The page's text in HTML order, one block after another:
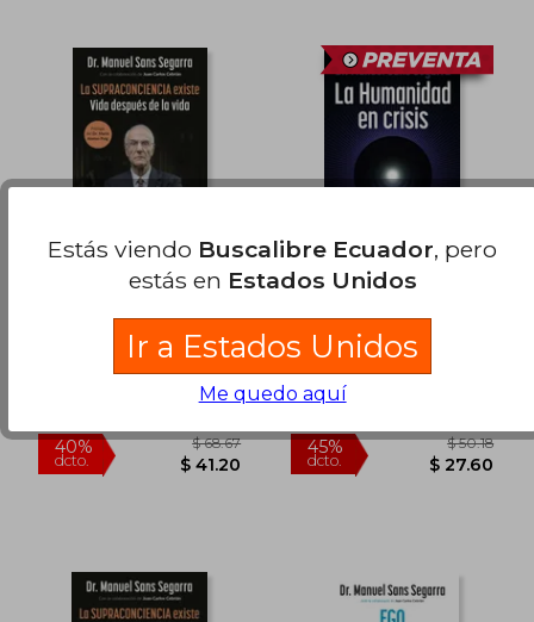
$ 64.10
$ 38.46
45%
dcto.
La Supraconciencia
Dr. Manuel Sans Segarra
La Humanidad en
crisis. La
Supraconciencia es la
oportunidad para el
cambio
Dr. Manuel Sans Segarra
Planeta, 2026, Tapa
Estás viendo Buscalibre Ecuador, pero
estás en Estados Unidos
Ir a Estados Unidos
Me quedo aquí